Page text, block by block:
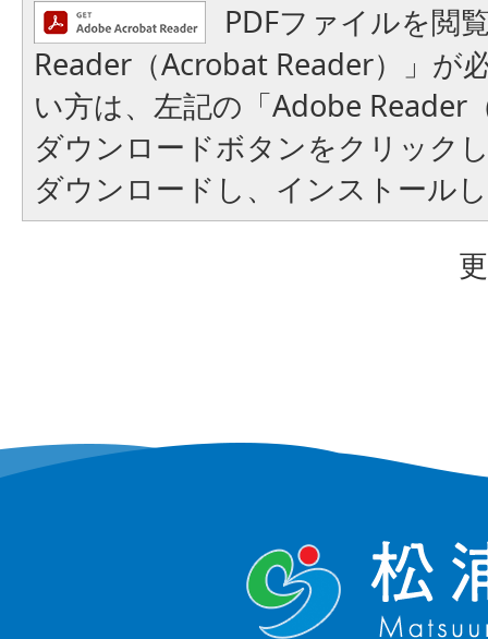
PDFファイルを閲
Reader（Acrobat Reader）」が
い方は、左記の「Adobe Reader
ダウンロードボタンをクリック
ダウンロードし、インストール